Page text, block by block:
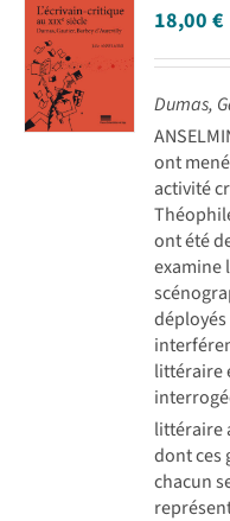
18,00€
Dumas,
ont
activité
ont été
examine
littéraire
littéraire
dont ces
chacun